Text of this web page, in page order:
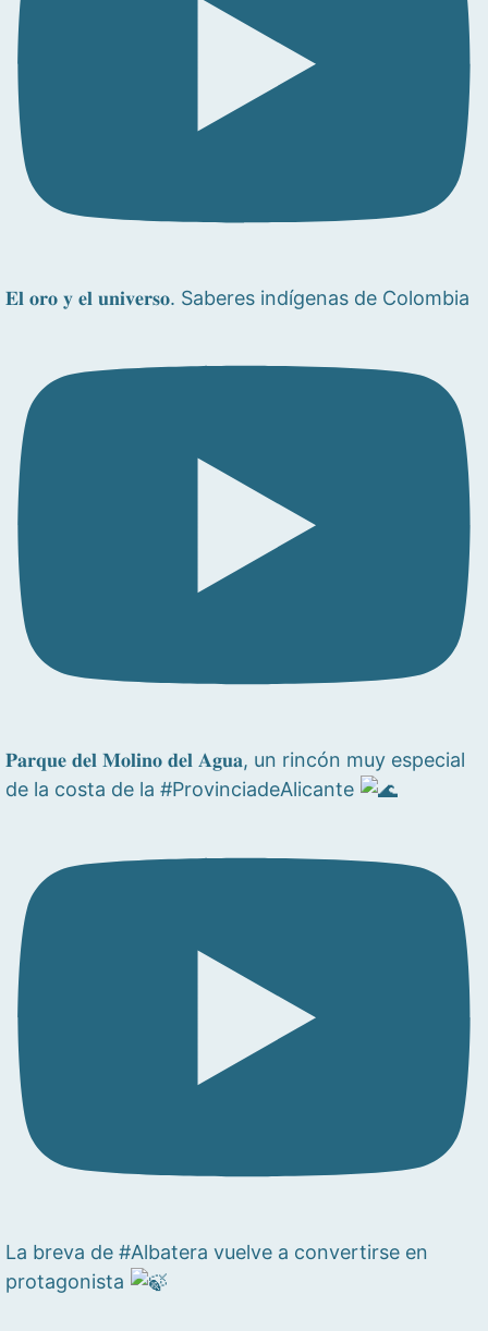
𝐄𝐥 𝐨𝐫𝐨 𝐲 𝐞𝐥 𝐮𝐧𝐢𝐯𝐞𝐫𝐬𝐨. Saberes indígenas de Colombia
𝐏𝐚𝐫𝐪𝐮𝐞 𝐝𝐞𝐥 𝐌𝐨𝐥𝐢𝐧𝐨 𝐝𝐞𝐥 𝐀𝐠𝐮𝐚, un rincón muy especial
de la costa de la #ProvinciadeAlicante
La breva de #Albatera vuelve a convertirse en
protagonista